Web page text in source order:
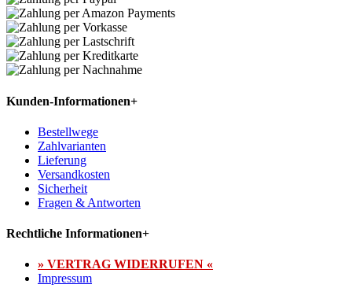
Kunden-Informationen+
Bestellwege
Zahlvarianten
Lieferung
Versandkosten
Sicherheit
Fragen & Antworten
Rechtliche Informationen+
» VERTRAG WIDERRUFEN «
Impressum